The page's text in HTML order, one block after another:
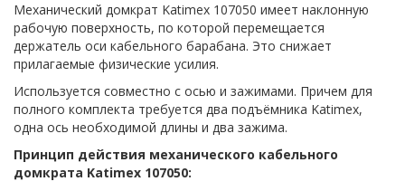
Механический домкрат Katimex 107050 имеет наклонную
рабочую поверхность, по которой перемещается
держатель оси кабельного барабана. Это снижает
прилагаемые физические усилия.
Используется совместно с осью и зажимами. Причем для
полного комплекта требуется два подъёмника Katimex,
одна ось необходимой длины и два зажима.
Принцип действия механического кабельного
домкрата Katimex 107050: